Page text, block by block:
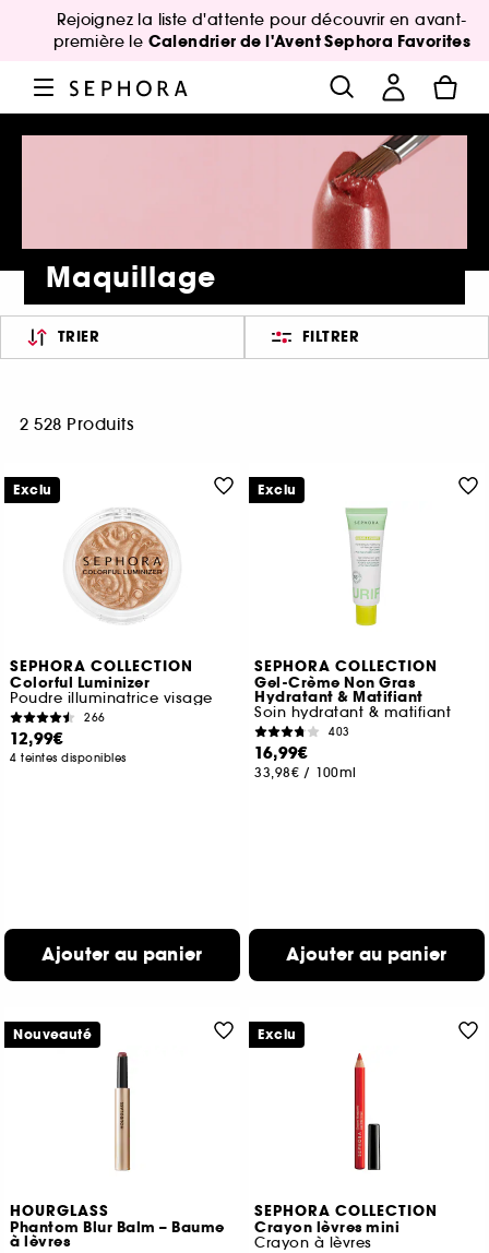
Rejoignez la liste d'attente pour découvrir en avant-
première le Calendrier de l'Avent Sephora Favorites
Maquillage
TRIER FILTRER
2 528 Produits
SEPHORA COLLECTION
Colorful Luminizer
Poudre illuminatrice visage
266
12,99€
4 teintes disponibles
Ajouter au panier
Exclu
SEPHORA COLLECTION
Gel-Crème Non Gras
Hydratant & Matifiant
Soin hydratant & matifiant
403
16,99€
33,98€ / 100ml
Ajouter au panier
Exclu
HOURGLASS
Phantom Blur Balm – Baume
à lèvres
Nouveauté
SEPHORA COLLECTION
Crayon lèvres mini
Crayon à lèvres
Exclu